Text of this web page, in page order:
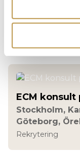
Kungsbacka
ECM konsult
Stockholm,
Göteborg,
Rekrytering